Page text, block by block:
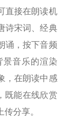
直接在朗读机
诗宋词、经典
诵，按下音频
景音乐的渲染
，在朗读中感
既能在线欣赏
分享。